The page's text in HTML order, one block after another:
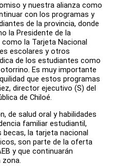
y nuestra alianza como
con los programas y
de la provincia, donde
la Presidente de la
como la Tarjeta Nacional
escolares y otros
de los estudiantes como
Es muy importante
que estos programas
director ejecutivo (S) del
de Chiloé.
de salud oral y habilidades
familiar estudiantil,
la tarjeta nacional
son parte de la oferta
y que continuarán
zona.